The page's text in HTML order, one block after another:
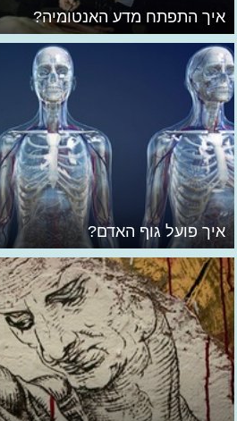
איך התפתח מדע האנטומיה?
איך פועל גוף האדם?